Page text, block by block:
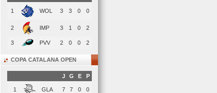
1 WOL 3 3 0 0
2 IMP 3 1 0 2
3 PVV 2 0 0 2
COPA CATALANA OPEN
J G E P
1 GLA 7 7 0 0